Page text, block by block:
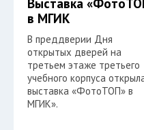
Выставка
в МГИК
В преддверии Дня
открытых дверей на
третьем этаже третьего
учебного корпуса
выставка «ФотоТОП» в
МГИК».